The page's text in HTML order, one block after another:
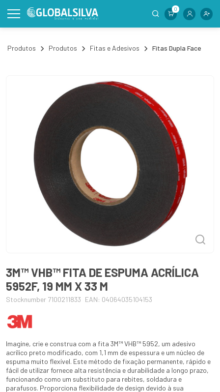
0
Produtos Produtos Fitas e Adesivos Fitas Dupla Face
3M™ VHB™ FITA DE ESPUMA ACRÍLICA
5952F, 19 MM X 33 M
Stocknumber 7100211833 EAN: 04064035104153
Imagine, crie e construa com a fita 3M™ VHB™ 5952, um adesivo
acrílico preto modificado, com 1,1 mm de espessura e um núcleo de
espuma muito flexível. Este método de fixação permanente, rápido e
fácil de utilizar fornece alta resistência e durabilidade a longo prazo,
funcionando como um substituto para rebites, soldadura e
parafusos. Proporciona flexibilidade de design devido à sua